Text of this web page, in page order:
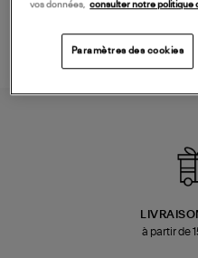
à partir de
vos données, consulter notre politique
Paramètres des cookies